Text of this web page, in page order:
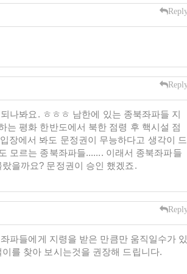
나봐요. ㅎㅎㅎ 남한에 있는 종북좌파들 지
는 평화 한반도에서 북한 점령 후 핵시설 점
장에서 봐도 문정권이 무능하다고 생각이 드
모르는 종북좌파들....... 이래서 종북좌파들
을까요? 문정권이 승인 했겠죠.
파들에게 지령을 받은 만큼만 움직일수가 있
를 찾아 보시는것을 권장해 드립니다.